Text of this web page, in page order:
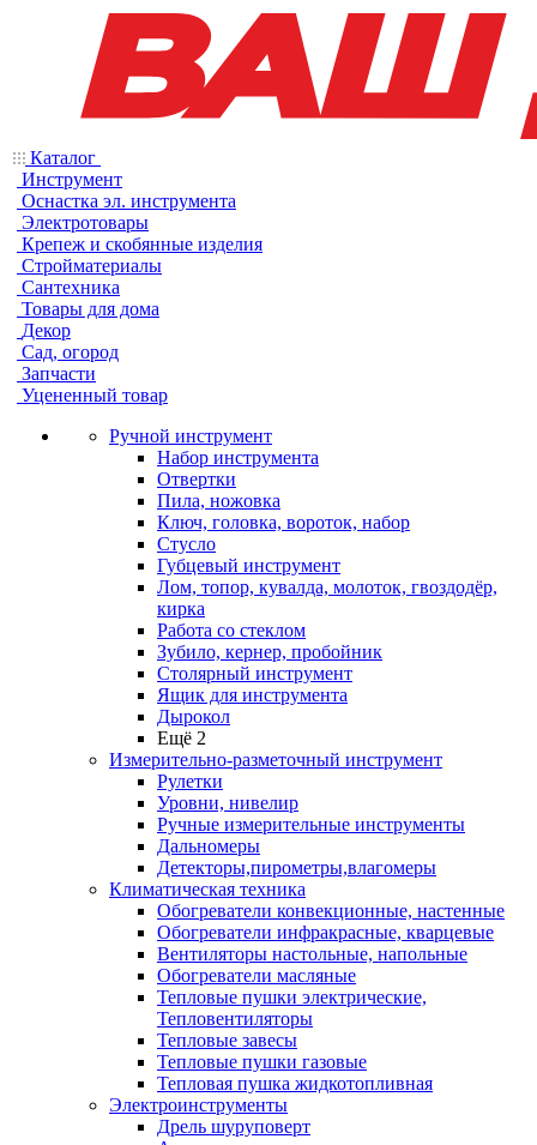
Каталог
Инструмент
Оснастка эл. инструмента
Электротовары
Крепеж и скобянные изделия
Стройматериалы
Сантехника
Товары для дома
Декор
Сад, огород
Запчасти
Уцененный товар
Ручной инструмент
Набор инструмента
Отвертки
Пила, ножовка
Ключ, головка, вороток, набор
Стусло
Губцевый инструмент
Лом, топор, кувалда, молоток, гвоздодёр,
кирка
Работа со стеклом
Зубило, кернер, пробойник
Столярный инструмент
Ящик для инструмента
Дырокол
Ещё 2
Измерительно-разметочный инструмент
Рулетки
Уровни, нивелир
Ручные измерительные инструменты
Дальномеры
Детекторы,пирометры,влагомеры
Климатическая техника
Обогреватели конвекционные, настенные
Обогреватели инфракрасные, кварцевые
Вентиляторы настольные, напольные
Обогреватели масляные
Тепловые пушки электрические,
Тепловентиляторы
Тепловые завесы
Тепловые пушки газовые
Тепловая пушка жидкотопливная
Электроинструменты
Дрель шуруповерт